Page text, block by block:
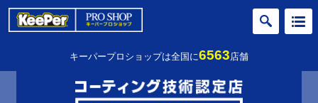
キーパープロショップは全国に6563店舗